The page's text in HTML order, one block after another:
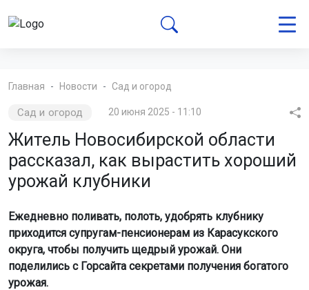
Главная Новости Сад и огород
Сад и огород 20 июня 2025 - 11:10
Житель Новосибирской области
рассказал, как вырастить хороший
урожай клубники
Ежедневно поливать, полоть, удобрять клубнику
приходится супругам-пенсионерам из Карасукского
округа, чтобы получить щедрый урожай. Они
поделились с Горсайта секретами получения богатого
урожая.